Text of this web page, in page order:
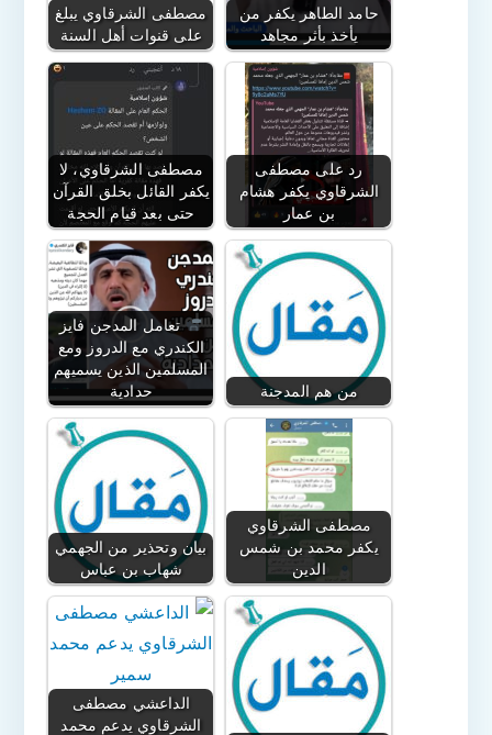
مصطفى الشرقاوي يبلغ
على قنوات أهل السنة
حامد الطاهر يكفر من
يأخذ بأثر مجاهد
مصطفى الشرقاوي، لا
يكفر القائل بخلق القرآن
حتى بعد قيام الحجة
رد على مصطفى
الشرقاوي يكفر هشام
بن عمار
تعامل المدجن فايز
الكندري مع الدروز ومع
المسلمين الذين يسميهم
حدادية
من هم المدجنة
بيان وتحذير من الجهمي
شهاب بن عباس
مصطفى الشرقاوي
يكفر محمد بن شمس
الدين
الداعشي مصطفى
الشرقاوي يدعم محمد